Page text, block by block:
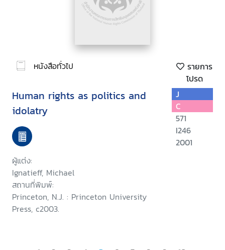
หนังสือทั่วไป
รายการ
โปรด
Human rights as politics and
idolatry
ผู้แต่ง:
Ignatieff, Michael
สถานที่พิมพ์:
Princeton, N.J. : Princeton University
Press, c2003.
J
C
571
I246
2001